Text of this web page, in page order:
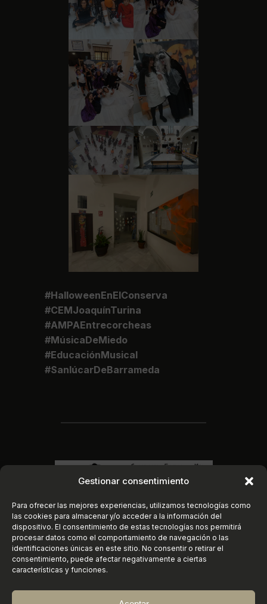
Gestionar consentimiento
Para ofrecer las mejores experiencias, utilizamos tecnologías como
las cookies para almacenar y/o acceder a la información del
dispositivo. El consentimiento de estas tecnologías nos permitirá
procesar datos como el comportamiento de navegación o las
identificaciones únicas en este sitio. No consentir o retirar el
consentimiento, puede afectar negativamente a ciertas
características y funciones.
#HalloweenEnElConserva
#CEMJoaquínTurina
#AMPAEntrecorcheas
#MúsicaDeMiedo
#EducaciónMusical
#SanlúcarDeBarrameda